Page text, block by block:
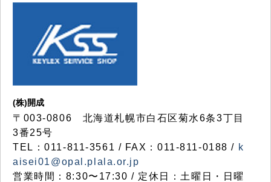
(株)開成
〒003-0806 北海道札幌市白石区菊水6条3丁目
3番25号
TEL：011-811-3561 / FAX：011-811-0188 / k
aisei01@opal.plala.or.jp
営業時間：8:30〜17:30 / 定休日：土曜日・日曜